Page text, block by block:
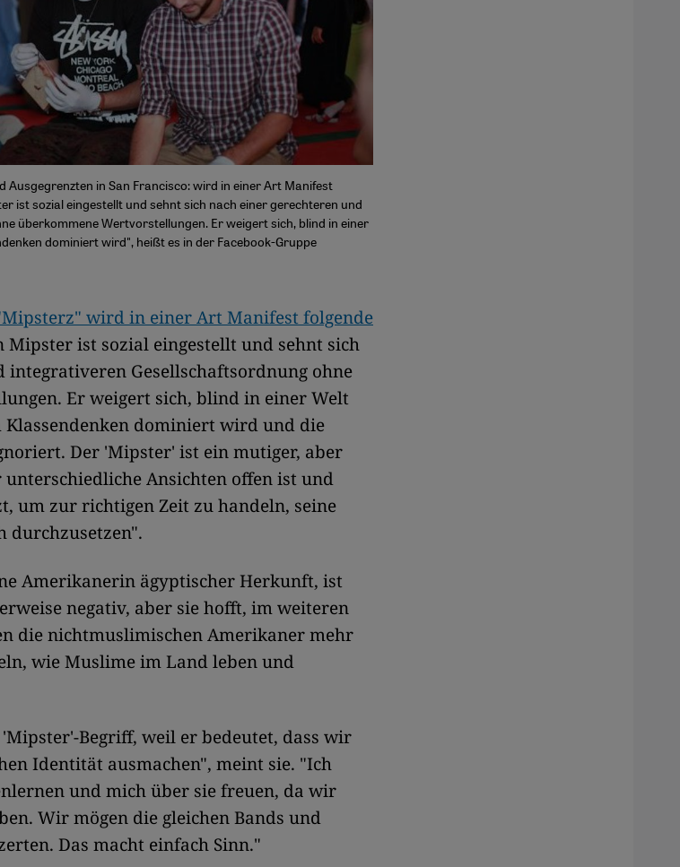
Ausgegrenzten in San Francisco: wird in einer Art Manifest
ist sozial eingestellt und sehnt sich nach einer gerechteren und
überkommene Wertvorstellungen. Er weigert sich, blind in einer
dominiert wird", heißt es in der Facebook-Gruppe
wird in einer Art Manifest folgende
Mipster ist sozial eingestellt und sehnt sich
integrativeren Gesellschaftsordnung ohne
Er weigert sich, blind in einer Welt
dominiert wird und die
Der 'Mipster' ist ein mutiger, aber
Ansichten offen ist und
um zur richtigen Zeit zu handeln, seine
durchzusetzen".
Amerikanerin ägyptischer Herkunft, ist
negativ, aber sie hofft, im weiteren
die nichtmuslimischen Amerikaner mehr
wie Muslime im Land leben und
Begriff, weil er bedeutet, dass wir
Identität ausmachen", meint sie. "Ich
und mich über sie freuen, da wir
Wir mögen die gleichen Bands und
Das macht einfach Sinn."